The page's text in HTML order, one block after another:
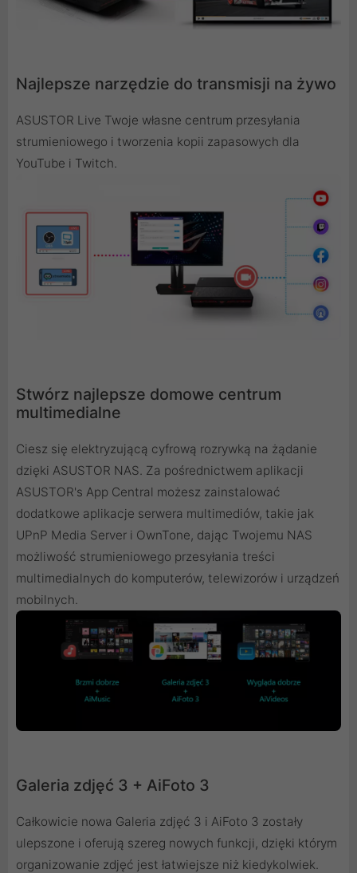
Najlepsze narzędzie do transmisji na żywo
ASUSTOR Live Twoje własne centrum przesyłania
strumieniowego i tworzenia kopii zapasowych dla
YouTube i Twitch.
Stwórz najlepsze domowe centrum
multimedialne
Ciesz się elektryzującą cyfrową rozrywką na żądanie
dzięki ASUSTOR NAS. Za pośrednictwem aplikacji
ASUSTOR's App Central możesz zainstalować
dodatkowe aplikacje serwera multimediów, takie jak
UPnP Media Server i OwnTone, dając Twojemu NAS
możliwość strumieniowego przesyłania treści
multimedialnych do komputerów, telewizorów i urządzeń
mobilnych.
Galeria zdjęć 3 + AiFoto 3
Całkowicie nowa Galeria zdjęć 3 i AiFoto 3 zostały
ulepszone i oferują szereg nowych funkcji, dzięki którym
organizowanie zdjęć jest łatwiejsze niż kiedykolwiek.